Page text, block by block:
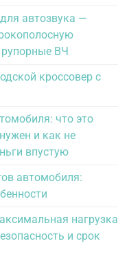
автозвука —
рупорные ВЧ
кроссовер с
что это
и как не
впустую
автомобиля:
нагрузка
и срок